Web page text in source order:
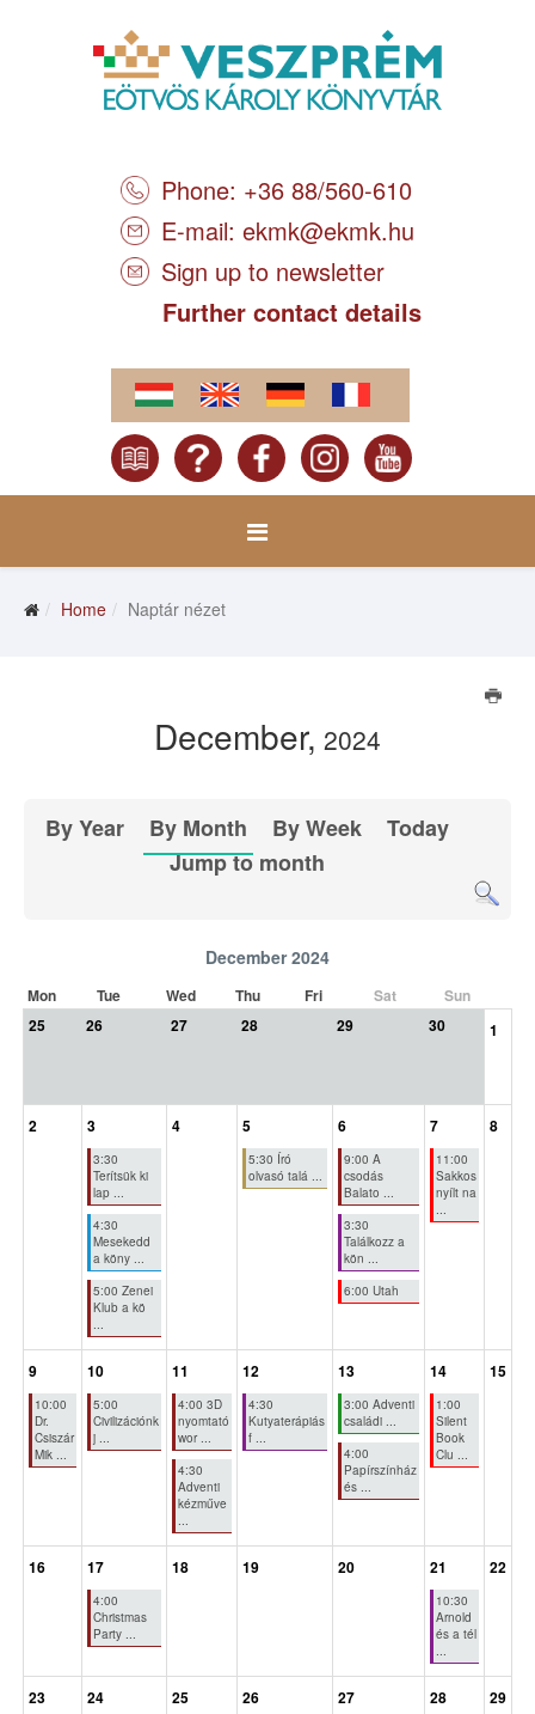
Phone: +36 88/560-610
E-mail: ekmk@ekmk.hu
Sign up to newsletter
Further contact details
Home Naptár nézet
December, 2024
By Year By Month By Week
Today
Jump to month
December 2024
Mon Tue Wed Thu Fri Sat
Sun
25
26 27 28 29 30 1
2 3
3:30
Terítsük ki
lap ...
4:30
Mesekedd
a köny ...
5:00 Zenei
Klub a kö
...
4 5
5:30 Író
olvasó talá ...
6
9:00 A
csodás
Balato ...
3:30
Találkozz a
kön ...
6:00 Utah
7
11:00
Sakkos
nyílt na
...
8
9
10:00
Dr.
Csiszár
Mik ...
10
5:00
Civilizációnk
j ...
11
4:00 3D
nyomtató
wor ...
4:30
Adventi
kézműve
...
12
4:30
Kutyaterápiás
f ...
13
3:00 Adventi
családi ...
4:00
Papírszínház
és ...
14
1:00
Silent
Book
Clu ...
15
16 17
4:00
Christmas
Party ...
18 19 20 21
10:30
Arnold
és a tél
...
22
23 24 25 26 27 28 29